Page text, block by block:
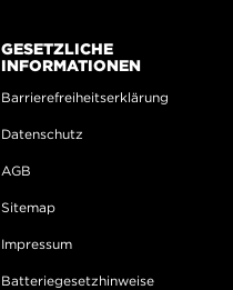
GESETZLICHE
INFORMATIONEN
Barrierefreiheitserklärung
Datenschutz
AGB
Sitemap
Impressum
Batteriegesetzhinweise